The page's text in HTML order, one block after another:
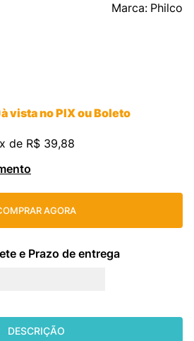
Philco
à vista no PIX ou Boleto
x de R$ 39,88
AGORA
DESCRIÇÃO